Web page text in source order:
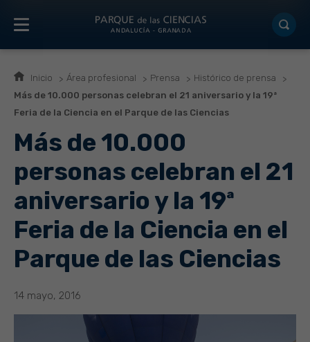
Inicio Área profesional Prensa
Histórico de prensa
Más de 10.000 personas celebran el 21 aniversario y la 19ª
Feria de la Ciencia en el Parque de las Ciencias
Más de 10.000
personas celebran el 21
aniversario y la 19ª
Feria de la Ciencia en el
Parque de las Ciencias
14 mayo, 2016